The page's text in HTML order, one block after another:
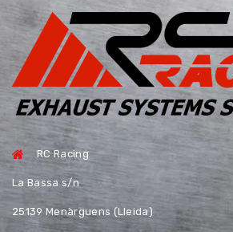
RC Racing
La Bassa s/n
25139 Menàrguens (Lleida)